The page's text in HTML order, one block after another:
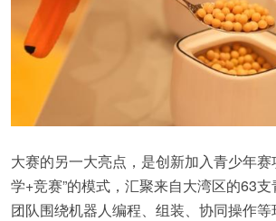
大赛的另一大亮点，是创新加入青少年赛
学+竞赛”的模式，汇聚来自大湾区的63
团队围绕机器人编程、组装、协同操作